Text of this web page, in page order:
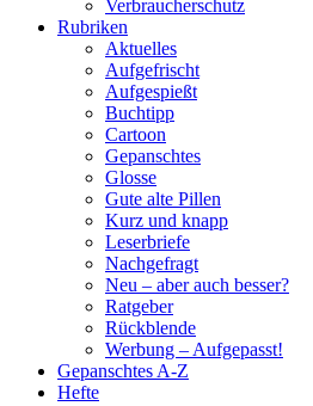
Verbraucherschutz
Rubriken
Aktuelles
Aufgefrischt
Aufgespießt
Buchtipp
Cartoon
Gepanschtes
Glosse
Gute alte Pillen
Kurz und knapp
Leserbriefe
Nachgefragt
Neu – aber auch besser?
Ratgeber
Rückblende
Werbung – Aufgepasst!
Gepanschtes A-Z
Hefte